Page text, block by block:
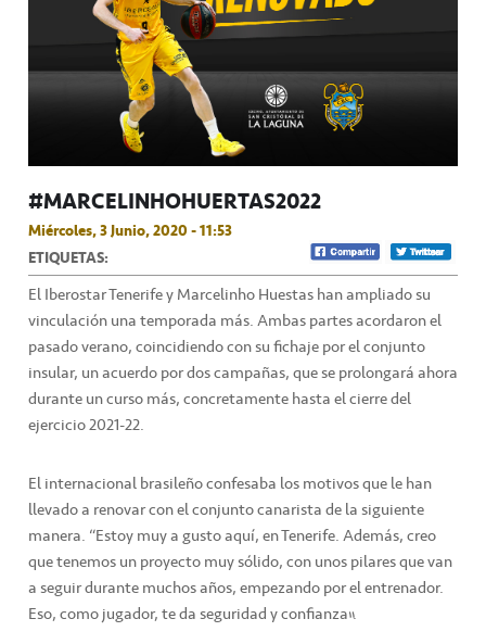
#MARCELINHOHUERTAS2022
Miércoles, 3 Junio, 2020 - 11:53
ETIQUETAS:
El Iberostar Tenerife y Marcelinho Huestas han ampliado su
vinculación una temporada más. Ambas partes acordaron el
pasado verano, coincidiendo con su fichaje por el conjunto
insular, un acuerdo por dos campañas, que se prolongará ahora
durante un curso más, concretamente hasta el cierre del
ejercicio 2021-22.
El internacional brasileño confesaba los motivos que le han
llevado a renovar con el conjunto canarista de la siguiente
manera. “Estoy muy a gusto aquí, en Tenerife. Además, creo
que tenemos un proyecto muy sólido, con unos pilares que van
a seguir durante muchos años, empezando por el entrenador.
Eso, como jugador, te da seguridad y confianza”.